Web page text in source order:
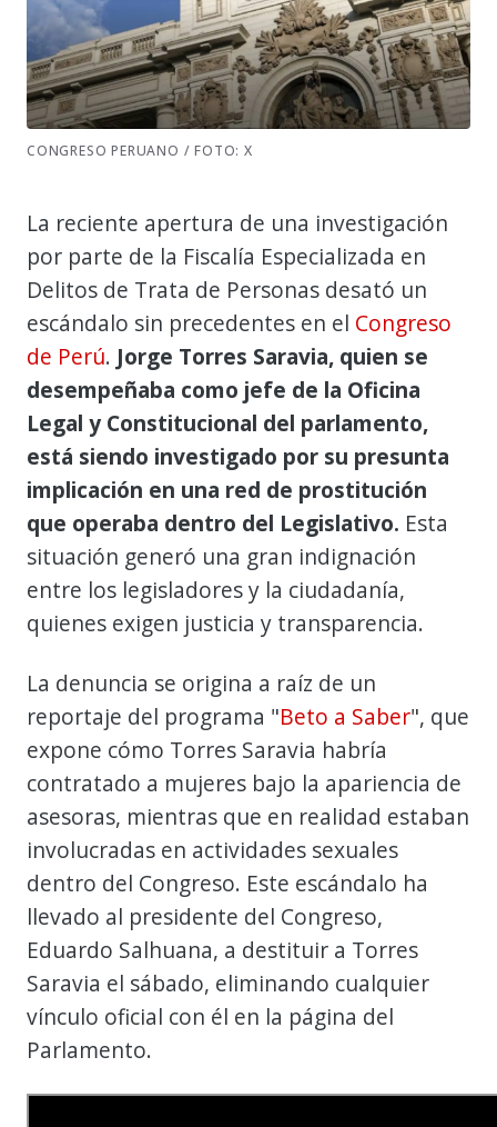
CONGRESO PERUANO / FOTO: X
La reciente apertura de una investigación
por parte de la Fiscalía Especializada en
Delitos de Trata de Personas desató un
escándalo sin precedentes en el Congreso
de Perú. Jorge Torres Saravia, quien se
desempeñaba como jefe de la Oficina
Legal y Constitucional del parlamento,
está siendo investigado por su presunta
implicación en una red de prostitución
que operaba dentro del Legislativo. Esta
situación generó una gran indignación
entre los legisladores y la ciudadanía,
quienes exigen justicia y transparencia.
La denuncia se origina a raíz de un
reportaje del programa "Beto a Saber", que
expone cómo Torres Saravia habría
contratado a mujeres bajo la apariencia de
asesoras, mientras que en realidad estaban
involucradas en actividades sexuales
dentro del Congreso. Este escándalo ha
llevado al presidente del Congreso,
Eduardo Salhuana, a destituir a Torres
Saravia el sábado, eliminando cualquier
vínculo oficial con él en la página del
Parlamento.